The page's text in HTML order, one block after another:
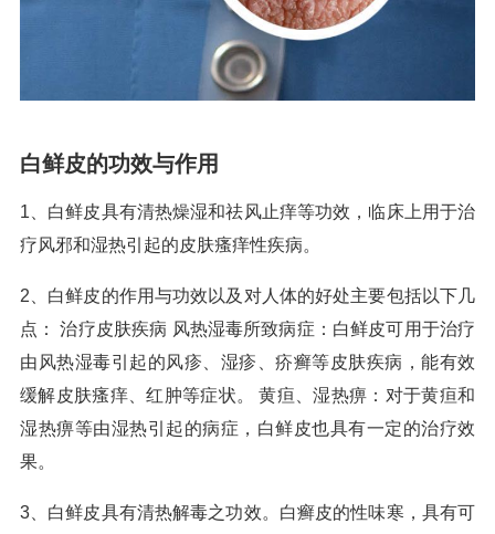
白鲜皮的功效与作用
1、白鲜皮具有清热燥湿和祛风止痒等功效，临床上用于治
疗风邪和湿热引起的皮肤瘙痒性疾病。
2、白鲜皮的作用与功效以及对人体的好处主要包括以下几
点： 治疗皮肤疾病 风热湿毒所致病症：白鲜皮可用于治疗
由风热湿毒引起的风疹、湿疹、疥癣等皮肤疾病，能有效
缓解皮肤瘙痒、红肿等症状。 黄疸、湿热痹：对于黄疸和
湿热痹等由湿热引起的病症，白鲜皮也具有一定的治疗效
果。
3、白鲜皮具有清热解毒之功效。白癣皮的性味寒，具有可